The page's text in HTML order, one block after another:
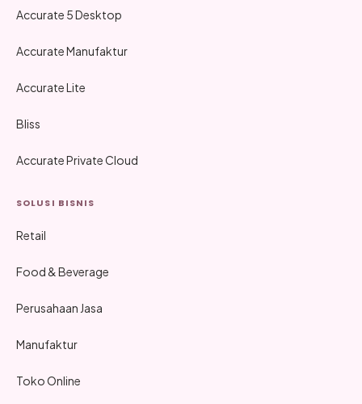
Accurate 5 Desktop
Accurate Manufaktur
Accurate Lite
Bliss
Accurate Private Cloud
SOLUSI BISNIS
Retail
Food & Beverage
Perusahaan Jasa
Manufaktur
Toko Online